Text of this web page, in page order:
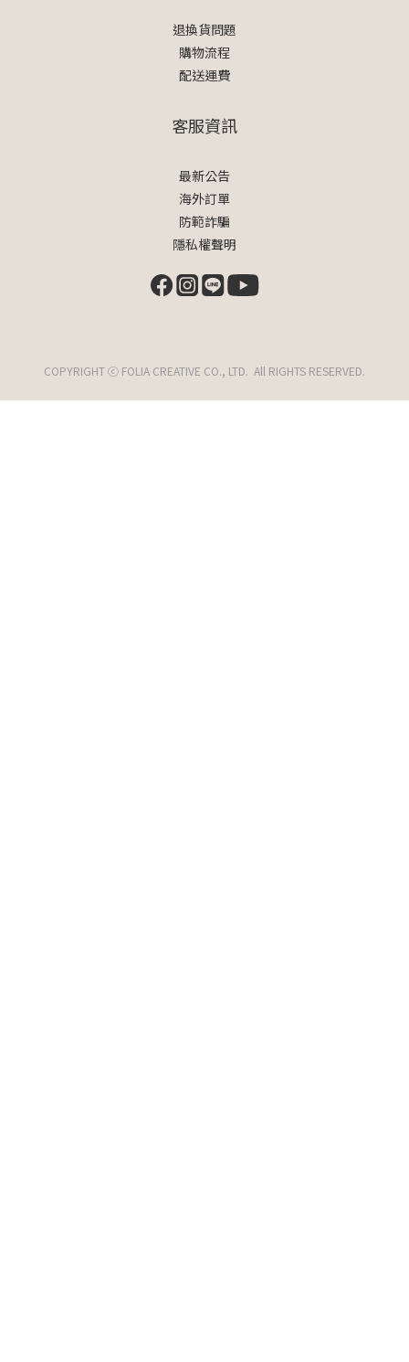
退換貨問題
購物流程
配送運費
客服資訊
最新公告
海外訂單
防範詐騙
隱私權聲明
COPYRIGHT ⓒ FOLIA CREATIVE CO., LTD. All RIGHTS RESERVED.